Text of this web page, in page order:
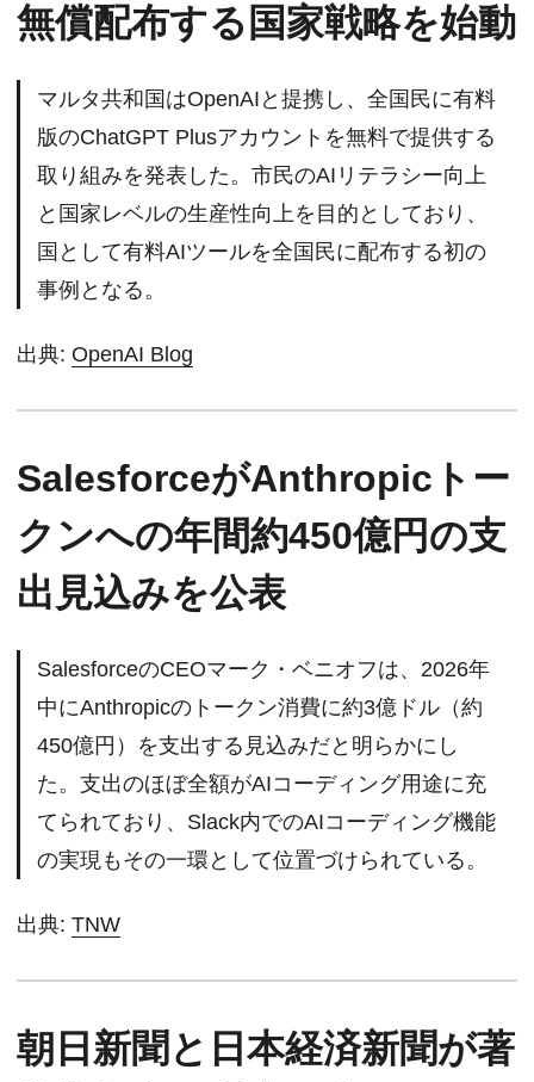
無償配布する国家戦略を始動
マルタ共和国はOpenAIと提携し、全国民に有料
版のChatGPT Plusアカウントを無料で提供する
取り組みを発表した。市民のAIリテラシー向上
と国家レベルの生産性向上を目的としており、
国として有料AIツールを全国民に配布する初の
事例となる。
出典: OpenAI Blog
SalesforceがAnthropicトー
クンへの年間約450億円の支
出見込みを公表
SalesforceのCEOマーク・ベニオフは、2026年
中にAnthropicのトークン消費に約3億ドル（約
450億円）を支出する見込みだと明らかにし
た。支出のほぼ全額がAIコーディング用途に充
てられており、Slack内でのAIコーディング機能
の実現もその一環として位置づけられている。
出典: TNW
朝日新聞と日本経済新聞が著